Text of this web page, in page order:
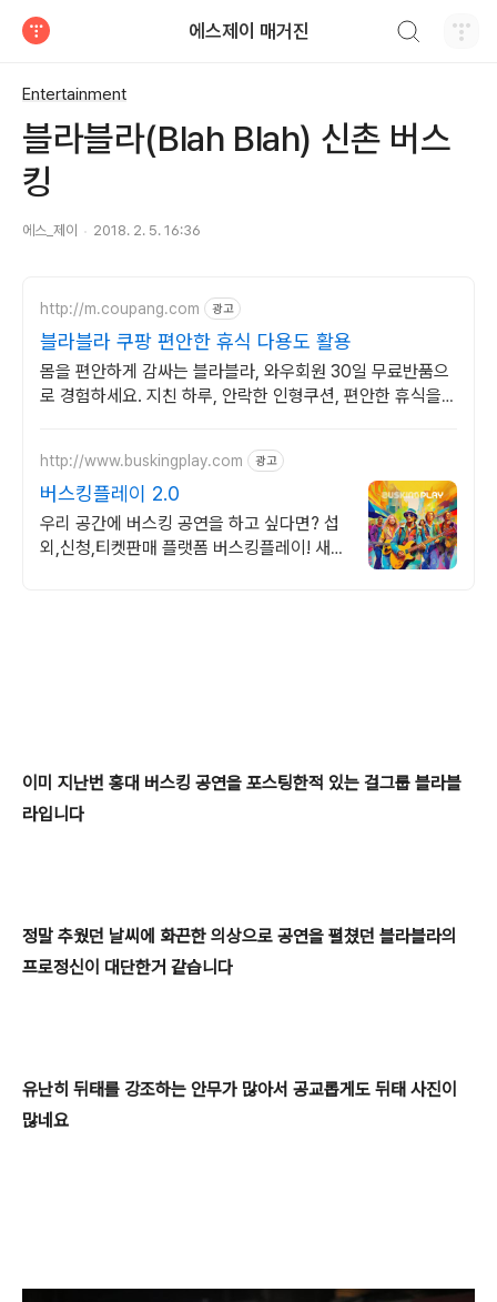
에스제이 매거진
Entertainment
블라블라(Blah Blah) 신촌 버스
킹
에스_제이 2018. 2. 5. 16:36
http://m.coupang.com 광고
블라블라 쿠팡 편안한 휴식 다용도 활용
몸을 편안하게 감싸는 블라블라, 와우회원 30일 무료반품으
로 경험하세요. 지친 하루, 안락한 인형쿠션, 편안한 휴식을
http://www.buskingplay.com 광고
버스킹플레이 2.0
우리 공간에 버스킹 공연을 하고 싶다면? 섭
외,신청,티켓판매 플랫폼 버스킹플레이! 새로
이미 지난번 홍대 버스킹 공연을 포스팅한적 있는 걸그룹 블라블
라입니다
정말 추웠던 날씨에 화끈한 의상으로 공연을 펼쳤던 블라블라의
프로정신이 대단한거 같습니다
유난히 뒤태를 강조하는 안무가 많아서 공교롭게도 뒤태 사진이
많네요